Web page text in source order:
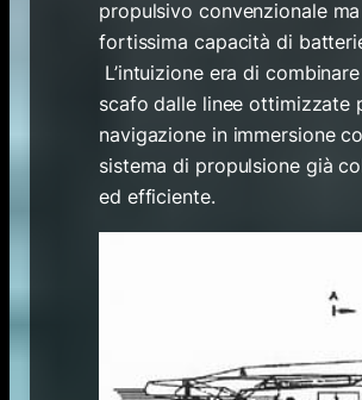
propulsivo convenzionale
fortissima capacità di
L’intuizione era di
scafo dalle linee ottimizzate
navigazione in immersione
sistema di propulsione già
ed efficiente.